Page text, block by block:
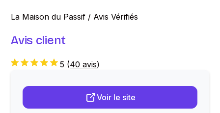
La Maison du Passif / Avis Vérifiés
Avis client
5 (40 avis)
Voir le site